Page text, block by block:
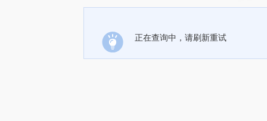
正在查询中，请刷新重试